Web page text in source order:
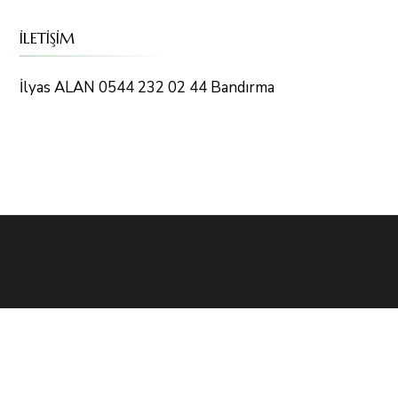
İLETİŞİM
İlyas ALAN 0544 232 02 44 Bandırma